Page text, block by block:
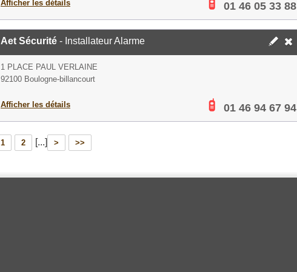
Afficher les détails 01 46 05 33 88
Aet Sécurité - Installateur Alarme
1 PLACE PAUL VERLAINE
92100 Boulogne-billancourt
Afficher les détails 01 46 94 67 94
1 2 [...] > >>